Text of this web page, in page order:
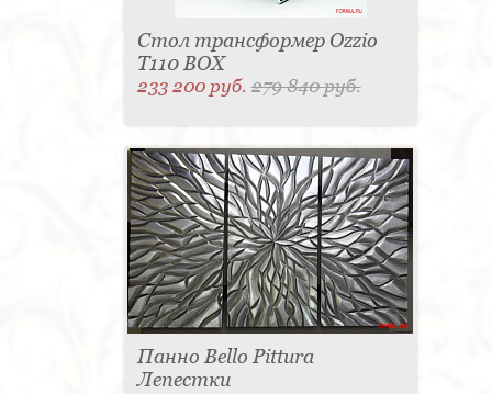
Стол трансформер Ozzio
T110 BOX
233 200 руб.279 840 руб.
Панно Bello Pittura
Лепестки